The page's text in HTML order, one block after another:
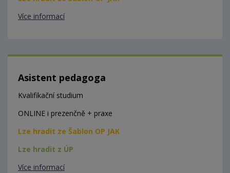
Více informací
Asistent pedagoga
Kvalifikační studium
ONLINE i prezenčně + praxe
Lze hradit ze Šablon OP JAK
Lze hradit z ÚP
Více informací